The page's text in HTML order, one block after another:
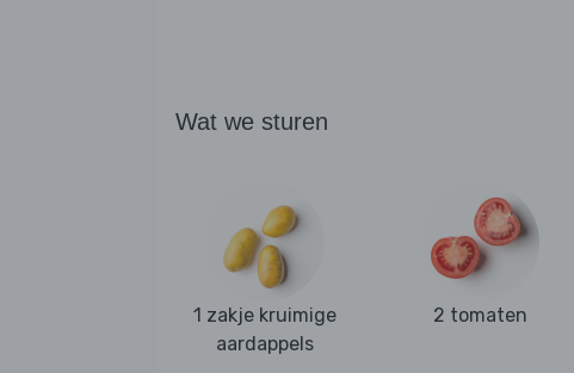
Wat we sturen
1 zakje kruimige
aardappels
2 tomaten